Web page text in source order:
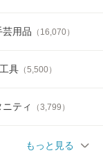
芸用品 （ 16,070）
具 （5,500）
ティ （3,799 ）
もっと見る